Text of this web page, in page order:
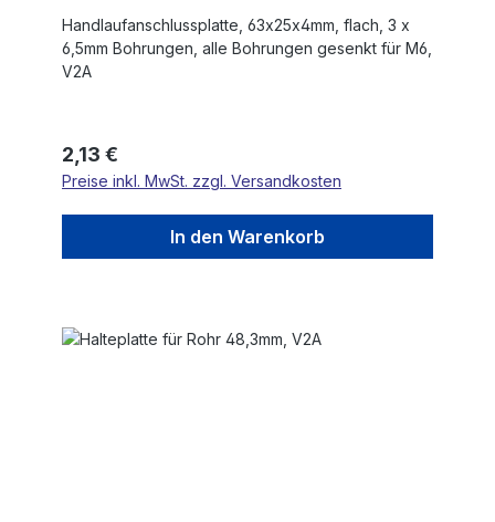
Handlaufanschlussplatte, 63x25x4mm, flach, 3 x
6,5mm Bohrungen, alle Bohrungen gesenkt für M6,
V2A
Regulärer Preis:
2,13 €
Preise inkl. MwSt. zzgl. Versandkosten
In den Warenkorb